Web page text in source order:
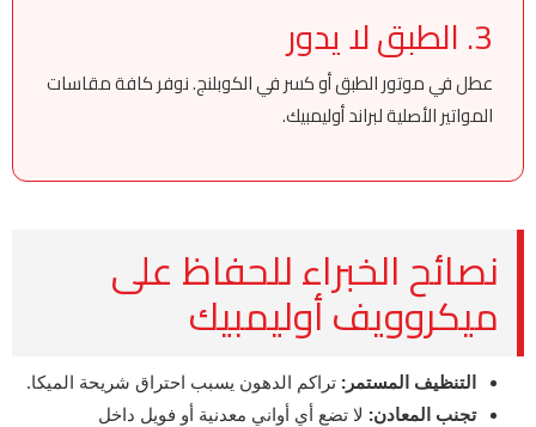
3. الطبق لا يدور
عطل في موتور الطبق أو كسر في الكوبلنج. نوفر كافة مقاسات
المواتير الأصلية لبراند أوليمبيك.
نصائح الخبراء للحفاظ على
ميكروويف أوليمبيك
التنظيف المستمر: تراكم الدهون يسبب احتراق شريحة الميكا.
تجنب المعادن: لا تضع أي أواني معدنية أو فويل داخل